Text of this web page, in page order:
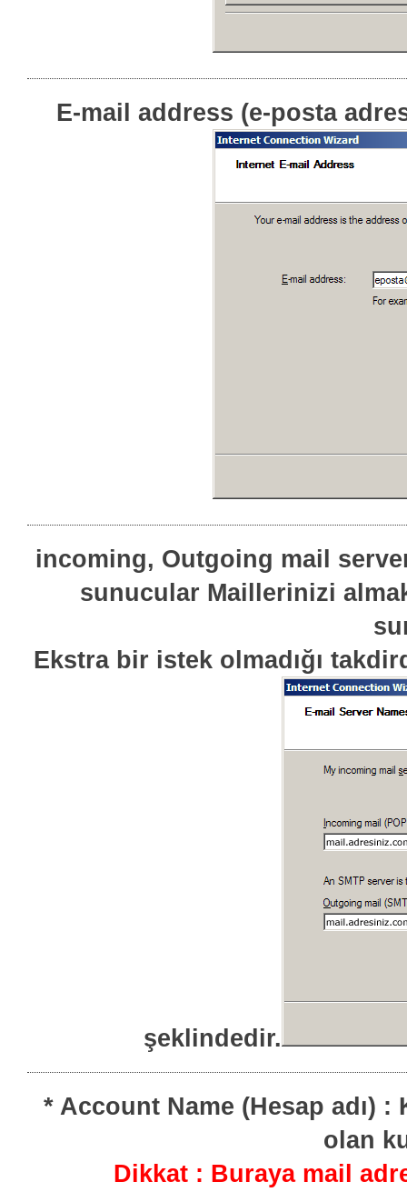
E-mail address (e-posta
incoming, Outgoing mail
sunucular Maillerinizi
Ekstra bir istek olmadığı
şeklindedir.
* Account Name (Hesap adı)
olan
Dikkat : Buraya mail